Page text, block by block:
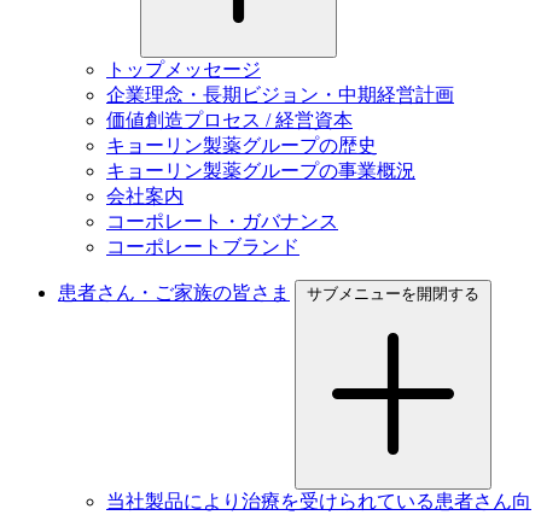
トップメッセージ
企業理念・長期ビジョン・中期経営計画
価値創造プロセス / 経営資本
キョーリン製薬グループの歴史
キョーリン製薬グループの事業概況
会社案内
コーポレート・ガバナンス
コーポレートブランド
患者さん・ご家族の皆さま サブメニューを開閉する
当社製品により治療を受けられている患者さん向